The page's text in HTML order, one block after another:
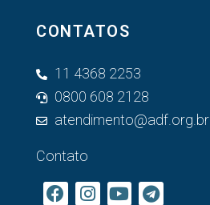
CONTATOS
11 4368 2253
0800 608 2128
atendimento@adf.org.br
Contato